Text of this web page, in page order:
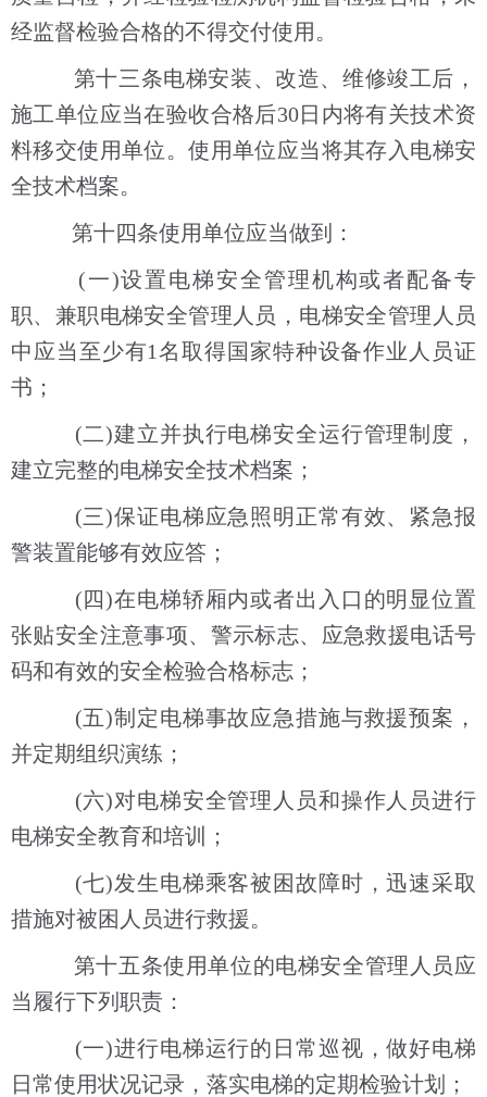
经监督检验合格的不得交付使用。
第十三条电梯安装、改造、维修竣工后，
施工单位应当在验收合格后30日内将有关技术资
料移交使用单位。使用单位应当将其存入电梯安
全技术档案。
第十四条使用单位应当做到：
(一)设置电梯安全管理机构或者配备专
职、兼职电梯安全管理人员，电梯安全管理人员
中应当至少有1名取得国家特种设备作业人员证
书；
(二)建立并执行电梯安全运行管理制度，
建立完整的电梯安全技术档案；
(三)保证电梯应急照明正常有效、紧急报
警装置能够有效应答；
(四)在电梯轿厢内或者出入口的明显位置
张贴安全注意事项、警示标志、应急救援电话号
码和有效的安全检验合格标志；
(五)制定电梯事故应急措施与救援预案，
并定期组织演练；
(六)对电梯安全管理人员和操作人员进行
电梯安全教育和培训；
(七)发生电梯乘客被困故障时，迅速采取
措施对被困人员进行救援。
第十五条使用单位的电梯安全管理人员应
当履行下列职责：
(一)进行电梯运行的日常巡视，做好电梯
日常使用状况记录，落实电梯的定期检验计划；